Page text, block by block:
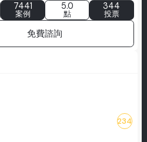
7441
案例
5.0
點
344
投票
免費諮詢
234